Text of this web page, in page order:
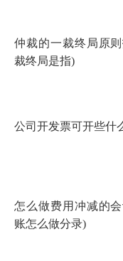
仲裁的一裁终局原
裁终局是指)
公司开发票可开些什
怎么做费用冲减的
账怎么做分录)